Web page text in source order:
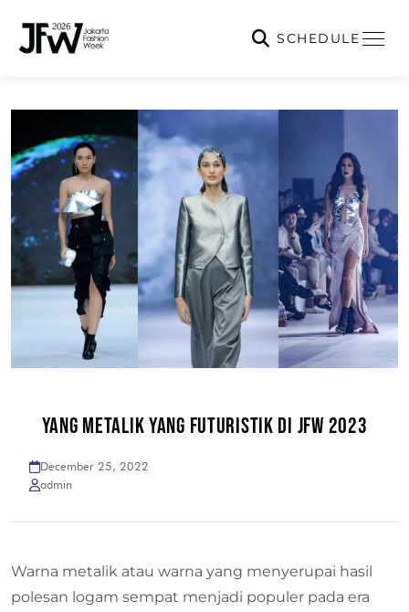
SCHEDULE
YANG METALIK YANG FUTURISTIK DI JFW 2023
December 25, 2022
admin
Warna metalik atau warna yang menyerupai hasil
polesan logam sempat menjadi populer pada era